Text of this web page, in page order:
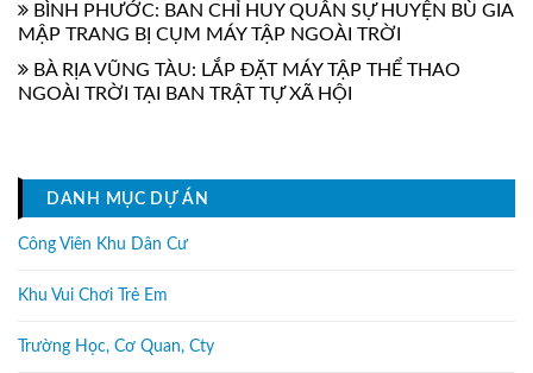
BÌNH PHƯỚC: BAN CHỈ HUY QUÂN SỰ HUYỆN BÙ GIA
MẬP TRANG BỊ CỤM MÁY TẬP NGOÀI TRỜI
BÀ RỊA VŨNG TÀU: LẮP ĐẶT MÁY TẬP THỂ THAO
NGOÀI TRỜI TẠI BAN TRẬT TỰ XÃ HỘI
DANH MỤC DỰ ÁN
Công Viên Khu Dân Cư
Khu Vui Chơi Trẻ Em
Trường Học, Cơ Quan, Cty